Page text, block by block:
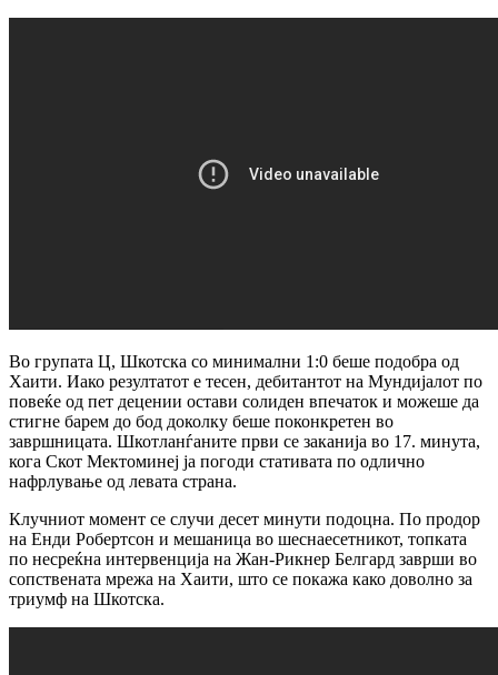
Во групата Ц, Шкотска со минимални 1:0 беше подобра од
Хаити. Иако резултатот е тесен, дебитантот на Мундијалот по
повеќе од пет децении остави солиден впечаток и можеше да
стигне барем до бод доколку беше поконкретен во
завршницата. Шкотланѓаните први се заканија во 17. минута,
кога Скот Мектоминеј ја погоди стативата по одлично
нафрлување од левата страна.
Клучниот момент се случи десет минути подоцна. По продор
на Енди Робертсон и мешаница во шеснаесетникот, топката
по несреќна интервенција на Жан-Рикнер Белгард заврши во
сопствената мрежа на Хаити, што се покажа како доволно за
триумф на Шкотска.